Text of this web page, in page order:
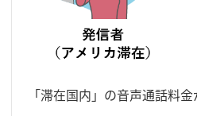
「滞在国内」の音声通話料金